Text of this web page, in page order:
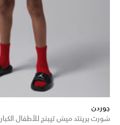
جوردن
شورت برينتد ميش تيبنج للأطفال الكبار